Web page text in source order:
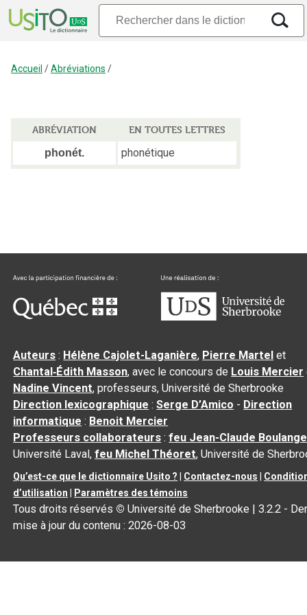
Accueil /Abréviations /
ABRÉVIATION
EN TOUTES LETTRES
phonét.
phonétique
Auteurs : Hélène Cajolet-Laganière, Pierre Martel et
Chantal‑Édith Masson, avec le concours de Louis Mercier
Nadine Vincent, professeurs, Université de Sherbrooke
Direction lexicographique :Serge D’Amico - Direction
informatique : Benoit Mercier
Professeurs collaborateurs :feu Jean-Claude
Université Laval,feu Michel Théoret, Université de
Qu’est-ce que le dictionnaire Usito ? Contactez-nous
d’utilisation
Paramètres des témoins
Tous droits réservés © Université de Sherbrooke |3.2.2 -
mise à jour du contenu :2026-08-03